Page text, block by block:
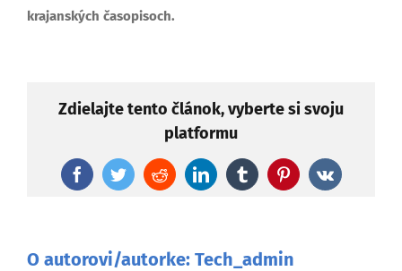
krajanských časopisoch.
Zdielajte tento článok, vyberte si svoju
platformu
FacebookTwitterRedditLinkedInTumblr Pinterest
Vk
O autorovi/autorke: Tech_admin